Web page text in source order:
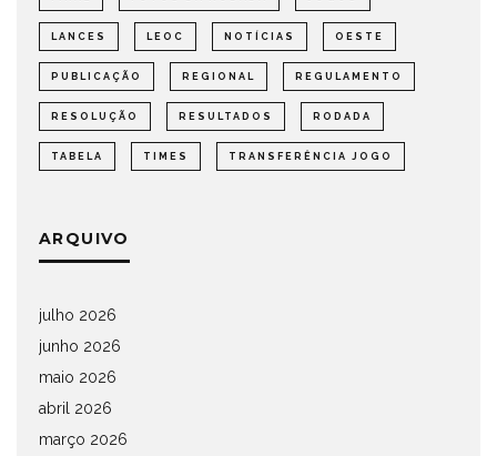
LANCES LEOC NOTÍCIAS OESTE
PUBLICAÇÃO REGIONAL REGULAMENTO
RESOLUÇÃO RESULTADOS RODADA
TABELA TIMES TRANSFERÊNCIA JOGO
ARQUIVO
julho 2026
junho 2026
maio 2026
abril 2026
março 2026